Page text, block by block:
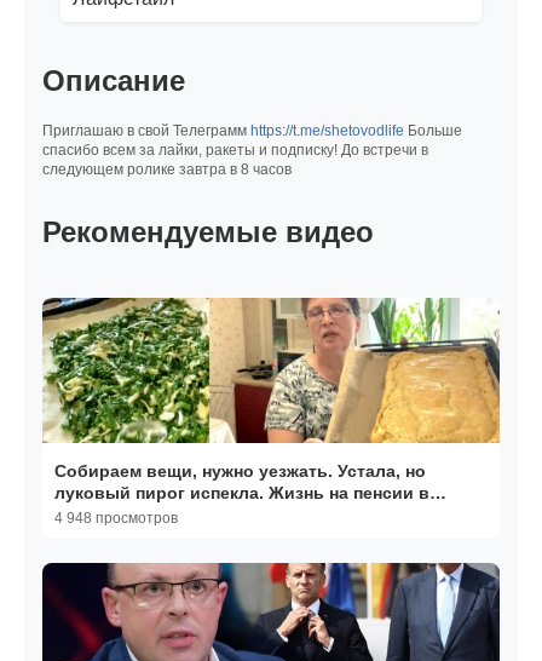
Описание
Приглашаю в свой Телеграмм https://t.me/shetovodlife Больше
спасибо всем за лайки, ракеты и подписку! До встречи в
следующем ролике завтра в 8 часов
Рекомендуемые видео
Собираем вещи, нужно уезжать. Устала, но
луковый пирог испекла. Жизнь на пенсии в
Воронеже
4 948 просмотров